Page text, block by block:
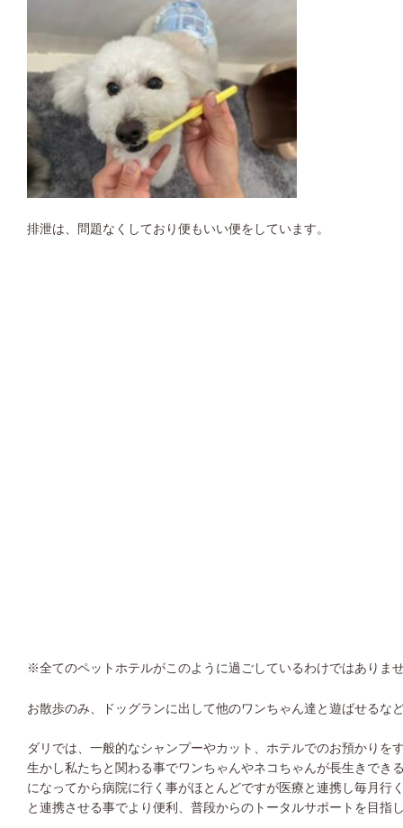
排泄は、問題なくしており便もいい便をしています。
※全てのペットホテルがこのように過ごしているわけではありま
お散歩のみ、ドッグランに出して他のワンちゃん達と遊ばせるな
ダリでは、一般的なシャンプーやカット、ホテルでのお預かりを
生かし私たちと関わる事でワンちゃんやネコちゃんが長生きで
になってから病院に行く事がほとんどですが医療と連携し毎月行
と連携させる事でより便利、普段からのトータルサポートを目指